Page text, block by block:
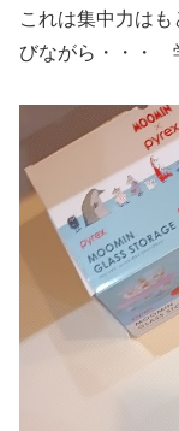
これは集中力は
びながら・・・